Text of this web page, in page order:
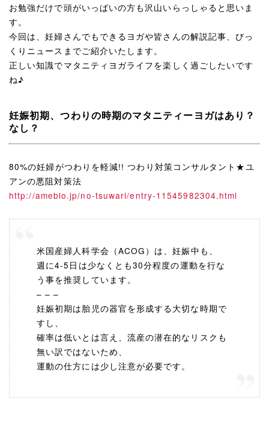
お勉強だけで頭がいっぱいの方も沢山いらっしゃると思いま
す。
今回は、妊婦さんでもできるヨガや皆さんの解説記事、びっ
くりニュースまでご紹介いたします。
正しい知識でマタニティヨガライフを楽しく過ごしたいです
ね♪
妊娠初期、つわりの時期のマタニティーヨガはあり？
なし？
80%の妊婦がつわりを軽減!! つわり対策コンサルタント★ユ
アンの悪阻対策法
http://ameblo.jp/no-tsuwari/entry-11545982304.html
米国産婦人科学会（ACOG）は、妊娠中も、
週に4-5日は少なくとも30分程度の運動を行な
う事を推奨しています。
– – –
妊娠初期は胎児の器官を形成する大切な時期で
すし、
確率は低いとは言え、流産の潜在的なリスクも
無い訳ではないため、
運動の仕方には少し注意が必要です。